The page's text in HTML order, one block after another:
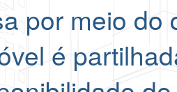
por meio do
é